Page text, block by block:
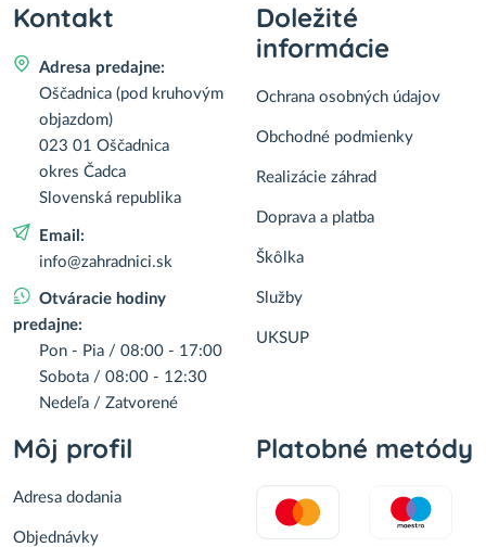
Kontakt
Adresa predajne:
Oščadnica (pod kruhovým
objazdom)
023 01 Oščadnica
okres Čadca
Slovenská republika
Email:
info@zahradnici.sk
Otváracie hodiny
predajne:
Pon - Pia / 08:00 - 17:00
Sobota / 08:00 - 12:30
Nedeľa / Zatvorené
Doležité
informácie
Ochrana osobných údajov
Obchodné podmienky
Realizácie záhrad
Doprava a platba
Škôlka
Služby
UKSUP
Môj profil
Adresa dodania
Objednávky
Platobné metódy